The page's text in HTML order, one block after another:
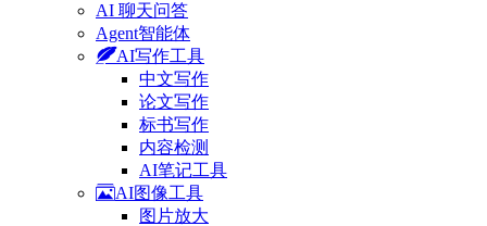
AI 聊天问答
Agent智能体
AI写作工具
中文写作
论文写作
标书写作
内容检测
AI笔记工具
AI图像工具
图片放大